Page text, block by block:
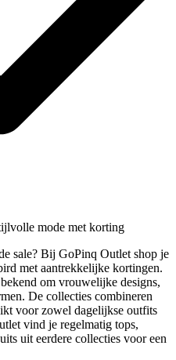
mode met korting
sale? Bij GoPinq Outlet shop je
met aantrekkelijke kortingen.
om vrouwelijke designs,
De collecties combineren
voor zowel dagelijkse outfits
vind je regelmatig tops,
uit eerdere collecties voor een